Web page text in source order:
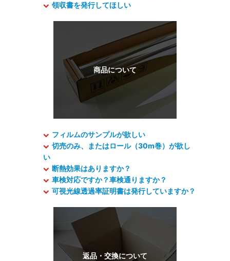
領収書を発行してほしい
フィルムのサンプルが欲しい
切売のみ、またはロール（30m巻）が欲し
い
断熱効果はありますか？
車検対応ですか？車検通りますか？
可視光線透過率証明書は発行していますか？